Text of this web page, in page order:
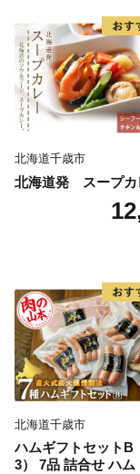
北海道千歳市
北海道発 スープカ
北海道千歳市
ハムギフトセットB
3） 7品 詰合せ ハム